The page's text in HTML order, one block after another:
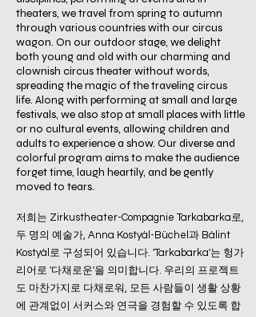
theaters, we travel from spring to autumn
through various countries with our circus
wagon. On our outdoor stage, we delight
both young and old with our charming and
clownish circus theater without words,
spreading the magic of the traveling circus
life. Along with performing at small and large
festivals, we also stop at small places with little
or no cultural events, allowing children and
adults to experience a show. Our diverse and
colorful program aims to make the audience
forget time, laugh heartily, and be gently
moved to tears.
저희는 Zirkustheater-Compagnie Tarkabarka로,
두 명의 예술가, Anna Kostyál-Büchel과 Bálint
Kostyál로 구성되어 있습니다. 'Tarkabarka'는 헝가
리어로 '다채로운'을 의미합니다. 우리의 프로젝트
도 마찬가지로 다채로워, 모든 사람들이 생활 상황
에 관계없이 서커스와 연극을 경험할 수 있도록 합